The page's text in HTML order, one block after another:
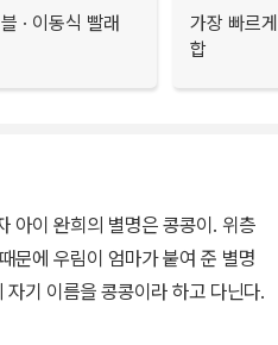
· 이동식 빨래
가장 빠르
합
아이 완희의 별명은 콩콩이. 위층
문에 우림이 엄마가 붙여 준 별명
기 이름을 콩콩이라 하고 다닌다.